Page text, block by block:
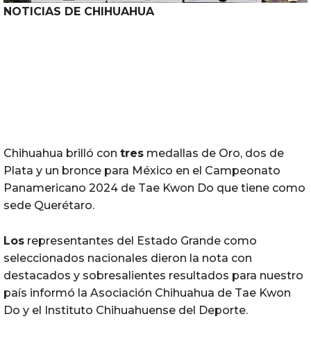
NOTICIAS DE CHIHUAHUA
Chihuahua brilló con tres medallas de Oro, dos de
Plata y un bronce para México en el Campeonato
Panamericano 2024 de Tae Kwon Do que tiene como
sede Querétaro.
Los representantes del Estado Grande como
seleccionados nacionales dieron la nota con
destacados y sobresalientes resultados para nuestro
país informó la Asociación Chihuahua de Tae Kwon
Do y el Instituto Chihuahuense del Deporte.